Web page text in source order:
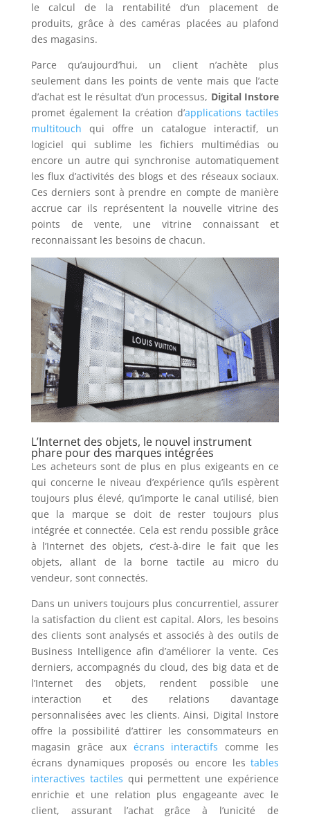
le calcul de la rentabilité d’un placement de
produits, grâce à des caméras placées au plafond
des magasins.
Parce qu’aujourd’hui, un client n’achète plus
seulement dans les points de vente mais que l’acte
d’achat est le résultat d’un processus, Digital Instore
promet également la création d’applications tactiles
multitouch qui offre un catalogue interactif, un
logiciel qui sublime les fichiers multimédias ou
encore un autre qui synchronise automatiquement
les flux d’activités des blogs et des réseaux sociaux.
Ces derniers sont à prendre en compte de manière
accrue car ils représentent la nouvelle vitrine des
points de vente, une vitrine connaissant et
reconnaissant les besoins de chacun.
L’Internet des objets, le nouvel instrument
phare pour des marques intégrées
Les acheteurs sont de plus en plus exigeants en ce
qui concerne le niveau d’expérience qu’ils espèrent
toujours plus élevé, qu’importe le canal utilisé, bien
que la marque se doit de rester toujours plus
intégrée et connectée. Cela est rendu possible grâce
à l’Internet des objets, c’est-à-dire le fait que les
objets, allant de la borne tactile au micro du
vendeur, sont connectés.
Dans un univers toujours plus concurrentiel, assurer
la satisfaction du client est capital. Alors, les besoins
des clients sont analysés et associés à des outils de
Business Intelligence afin d’améliorer la vente. Ces
derniers, accompagnés du cloud, des big data et de
l’Internet des objets, rendent possible une
interaction et des relations davantage
personnalisées avec les clients. Ainsi, Digital Instore
offre la possibilité d’attirer les consommateurs en
magasin grâce aux écrans interactifs comme les
écrans dynamiques proposés ou encore lestables
interactives tactiles qui permettent une expérience
enrichie et une relation plus engageante avec le
client, assurant l’achat grâce à l’unicité de